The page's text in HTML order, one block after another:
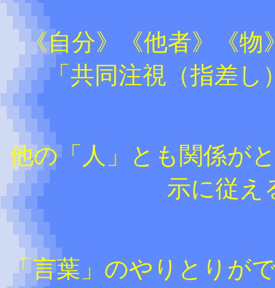
《自分》《他者》《
「共同注視（指差し
他の「人」とも関係が
示に従え
「言葉」のやりとりが